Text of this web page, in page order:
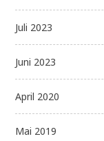
Juli 2023
Juni 2023
April 2020
Mai 2019